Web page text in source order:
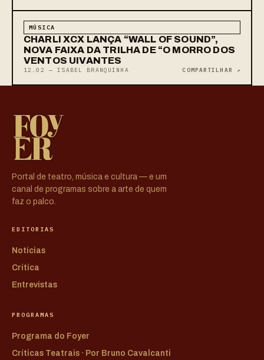
MÚSICA
CHARLI XCX LANÇA “WALL OF SOUND”,
NOVA FAIXA DA TRILHA DE “O MORRO DOS
VENTOS UIVANTES
12.02 — ISABEL BRANQUINHA COMPARTILHAR ↗
Portal de teatro, música e cultura — e um
canal de programas sobre a arte de quem
faz o palco.
EDITORIAS
Notícias
Crítica
Entrevistas
PROGRAMAS
Programa do Foyer
Críticas Teatrais · Por Bruno Cavalcanti